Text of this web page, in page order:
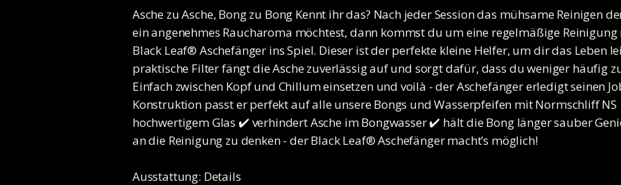
Asche zu Asche, Bong zu Bong Kennt ihr das? Nach jeder Session das mühsame Reinigen
ein angenehmes Raucharoma möchtest, dann kommst du um eine regelmäßige
Black Leaf® Aschefänger ins Spiel. Dieser ist der perfekte kleine Helfer, um dir das Leben
praktische Filter fängt die Asche zuverlässig auf und sorgt dafür, dass du weniger häufig
Einfach zwischen Kopf und Chillum einsetzen und voilà - der Aschefänger erledigt seinen
Konstruktion passt er perfekt auf alle unsere Bongs und Wasserpfeifen mit Normschliff
hochwertigem Glas ✔️ verhindert Asche im Bongwasser ✔️ hält die Bong länger sauber
an die Reinigung zu denken - der Black Leaf® Aschefänger macht’s möglich!
Ausstattung: Details